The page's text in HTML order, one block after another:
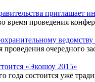
приглашает
время проведения
проведения очередного
«Экошоу 2015»
года состоится уже